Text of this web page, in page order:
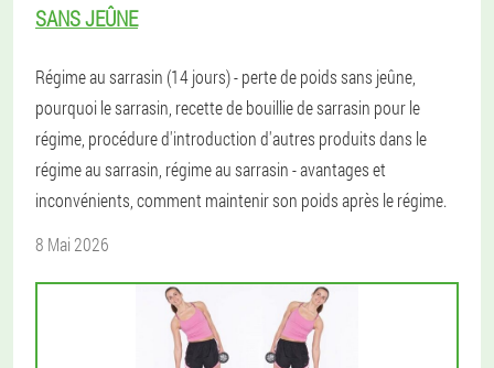
SANS JEÛNE
Régime au sarrasin (14 jours) - perte de poids sans jeûne,
pourquoi le sarrasin, recette de bouillie de sarrasin pour le
régime, procédure d'introduction d'autres produits dans le
régime au sarrasin, régime au sarrasin - avantages et
inconvénients, comment maintenir son poids après le régime.
8 Mai 2026